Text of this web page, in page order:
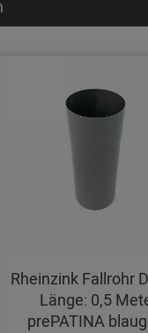
Rheinzink Fallrohr
Länge: 0,5
prePATINA